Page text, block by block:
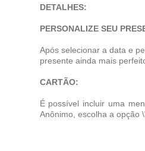
DETALHES:
PERSONALIZE SEU
Após selecionar a data e
presente ainda mais
CARTÃO:
É possível incluir uma
Anônimo, escolha a opção